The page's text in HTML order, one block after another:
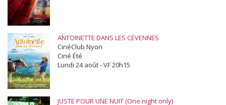
ANTOINETTE DANS LES CÉVENNES
CinéClub Nyon
Ciné Été
Lundi 24 août - VF 20h15
JUSTE POUR UNE NUIT (One night only)